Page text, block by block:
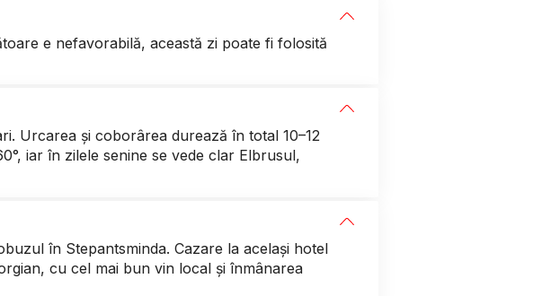
e nefavorabilă, această zi poate fi folosită
Urcarea și coborârea durează în total 10–12
iar în zilele senine se vede clar Elbrusul,
în Stepantsminda. Cazare la același hotel
cu cel mai bun vin local și înmânarea